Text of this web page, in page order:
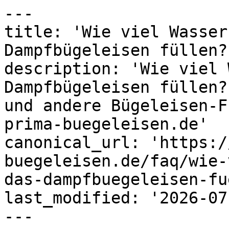
---
title: 'Wie viel
Dampfbügeleisen
description: 'Wie viel
Dampfbügeleisen
und andere Bügeleisen-
prima-buegeleisen.de'
canonical_url: 'https://
buegeleisen.de/faq/
das-dampfbuegeleisen-
last_modified: '2026-
---